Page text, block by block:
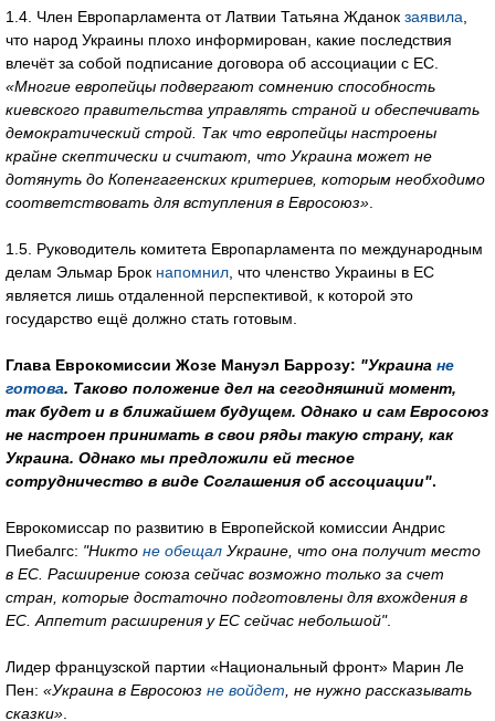
1.4. Член Европарламента от Латвии Татьяна Жданок заявила
что народ Украины плохо информирован, какие последствия
влечёт за собой подписание договора об ассоциации с ЕС.
«Многие европейцы подвергают сомнению способность
киевского правительства управлять страной и обеспечивать
демократический строй. Так что европейцы настроены
крайне скептически и считают, что Украина может не
дотянуть до Копенгагенских критериев, которым необходимо
соответствовать для вступления в Евросоюз»
1.5. Руководитель комитета Европарламента по международным
делам Эльмар Брок напомнил , что членство Украины в ЕС
является лишь отдаленной перспективой, к которой это
государство ещё должно стать готовым.
Глава Еврокомиссии Жозе Мануэл Баррозу: "Украина не
готова. Таково положение дел на сегодняшний момент,
так будет и в ближайшем будущем. Однако и сам Евросоюз
не настроен принимать в свои ряды такую страну, как
Украина. Однако мы предложили ей тесное
сотрудничество в виде Соглашения об ассоциации".
Еврокомиссар по развитию в Европейской комиссии Андрис
Пиебалгс: "Никто не обещал Украине, что она получит место
в ЕС. Расширение союза сейчас возможно только за счет
стран, которые достаточно подготовлены для вхождения в
ЕС. Аппетит расширения у ЕС сейчас небольшой".
Лидер французской партии «Национальный фронт» Марин Ле
Пен: «Украина в Евросоюз не войдет , не нужно рассказывать
сказки»